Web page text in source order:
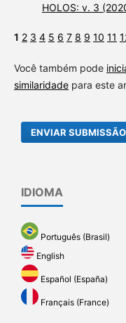
HOLOS: v. 3
1 2 3 4 5 6 7 8 9 10 11
Você também pode
similaridadepara este
ENVIAR SUBMISSÃO
IDIOMA
Português (Brasil)
English
Español (España)
Français (France)